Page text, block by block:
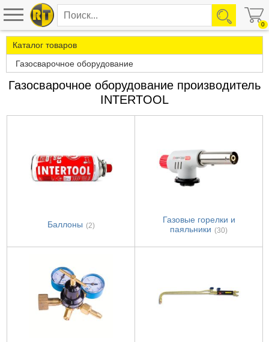
0
Каталог товаров
Газосварочное оборудование
Газосварочное оборудование производитель
INTERTOOL
Баллоны (2)
Газовые горелки и
паяльники (30)